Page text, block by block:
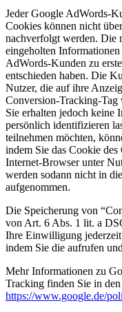
Jeder Google AdWords-
Cookies können nicht
nachverfolgt werden. Die
eingeholten
AdWords-Kunden zu
entschieden haben. Die
Nutzer, die auf ihre
Conversion-Tracking-Tag
Sie erhalten jedoch keine
persönlich identifizieren
teilnehmen möchten,
indem Sie das Cookie
Internet-Browser unter
werden sodann nicht in
aufgenommen.
Die Speicherung von
von Art. 6 Abs. 1 lit. a
Ihre Einwilligung
indem Sie die aufrufen
Mehr Informationen zu
Tracking finden Sie in
https://www.google.de/